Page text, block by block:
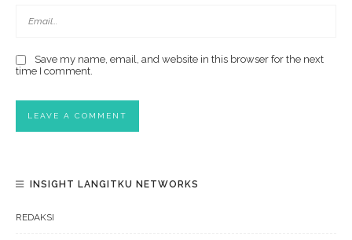
Save my name, email, and website in this browser for the next
time I comment.
INSIGHT LANGITKU NETWORKS
REDAKSI